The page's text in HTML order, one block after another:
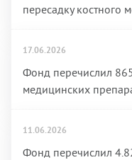
пересадку костного
17.06.2026
Фонд перечислил
медицинских
11.06.2026
Фонд перечислил